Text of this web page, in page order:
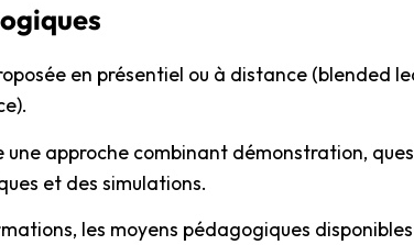
en présentiel ou à distance (blended
une approche combinant démonstration,
et des simulations.
les moyens pédagogiques